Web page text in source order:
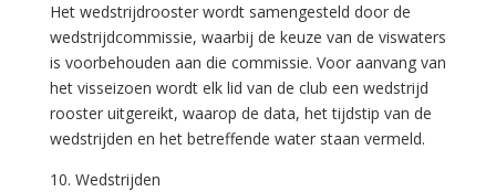
Het wedstrijdrooster wordt samengesteld door de
wedstrijdcommissie, waarbij de keuze van de viswaters
is voorbehouden aan die commissie. Voor aanvang van
het visseizoen wordt elk lid van de club een wedstrijd
rooster uitgereikt, waarop de data, het tijdstip van de
wedstrijden en het betreffende water staan vermeld.
10. Wedstrijden